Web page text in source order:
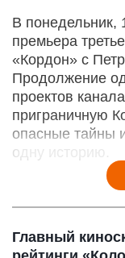
В понедельник,
премьера
«Кордон» с
Продолжение
проектов
приграничную
опасные тайны
одну историю.
Главный